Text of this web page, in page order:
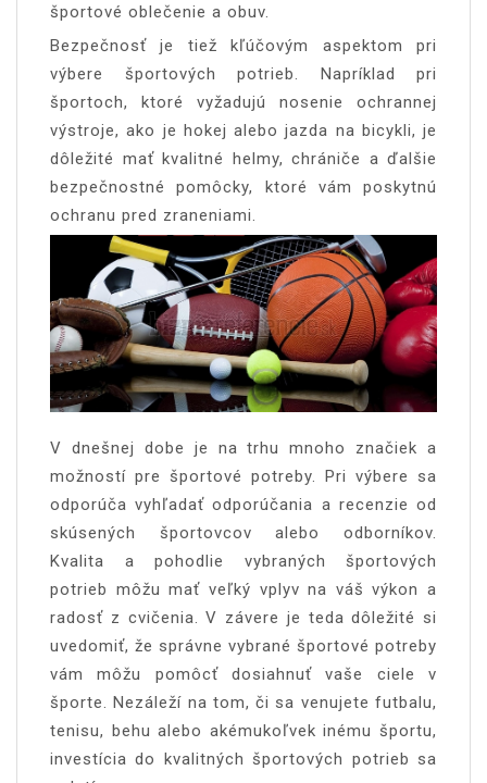
športové oblečenie a obuv.
Bezpečnosť je tiež kľúčovým aspektom pri
výbere športových potrieb. Napríklad pri
športoch, ktoré vyžadujú nosenie ochrannej
výstroje, ako je hokej alebo jazda na bicykli, je
dôležité mať kvalitné helmy, chrániče a ďalšie
bezpečnostné pomôcky, ktoré vám poskytnú
ochranu pred zraneniami.
V dnešnej dobe je na trhu mnoho značiek a
možností pre športové potreby. Pri výbere sa
odporúča vyhľadať odporúčania a recenzie od
skúsených športovcov alebo odborníkov.
Kvalita a pohodlie vybraných športových
potrieb môžu mať veľký vplyv na váš výkon a
radosť z cvičenia. V závere je teda dôležité si
uvedomiť, že správne vybrané športové potreby
vám môžu pomôcť dosiahnuť vaše ciele v
športe. Nezáleží na tom, či sa venujete futbalu,
tenisu, behu alebo akémukoľvek inému športu,
investícia do kvalitných športových potrieb sa